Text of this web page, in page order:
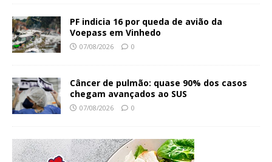
PF indicia 16 por queda de avião da
Voepass em Vinhedo
07/08/2026 0
Câncer de pulmão: quase 90% dos casos
chegam avançados ao SUS
07/08/2026 0